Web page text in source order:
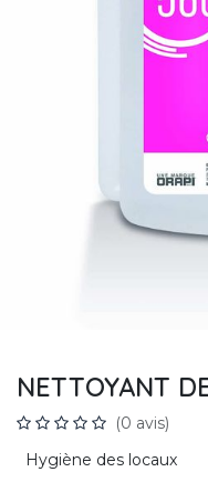
NETTOYANT
(0 avis)
Hygiène des locaux